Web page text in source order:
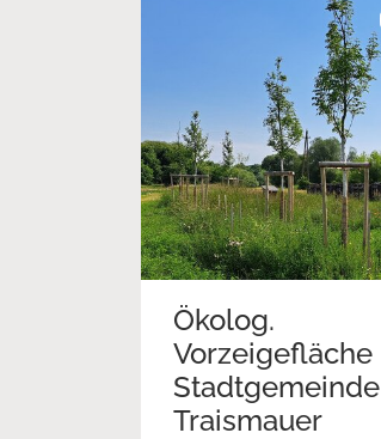
Ökolog.
Vorzeigefläche
Stadtgemeinde
Traismauer